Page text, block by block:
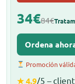
34€84€
Ordena
Promoción
★ 4.9/5 –